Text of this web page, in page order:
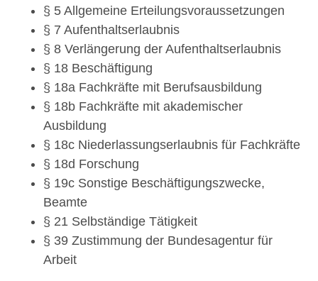
§ 5 Allgemeine Erteilungsvoraussetzungen
§ 7 Aufenthaltserlaubnis
§ 8 Verlängerung der Aufenthaltserlaubnis
§ 18 Beschäftigung
§ 18a Fachkräfte mit Berufsausbildung
§ 18b Fachkräfte mit akademischer
Ausbildung
§ 18c Niederlassungserlaubnis für Fachkräfte
§ 18d Forschung
§ 19c Sonstige Beschäftigungszwecke,
Beamte
§ 21 Selbständige Tätigkeit
§ 39 Zustimmung der Bundesagentur für
Arbeit